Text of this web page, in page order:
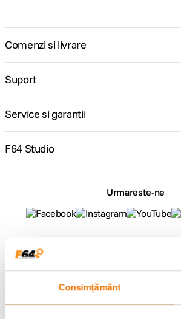
Consimțământ
Comenzi si livrare
Suport
Service si garantii
F64 Studio
Urmareste-ne
Comenzi si suport